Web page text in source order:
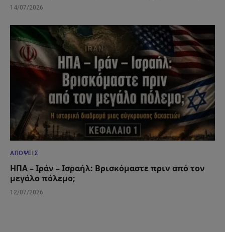
14/07/2026
ΑΠΌΨΕΙΣ
ΗΠΑ – Ιράν – Ισραήλ: Βρισκόμαστε πριν από τον
μεγάλο πόλεμο;
12/07/2026